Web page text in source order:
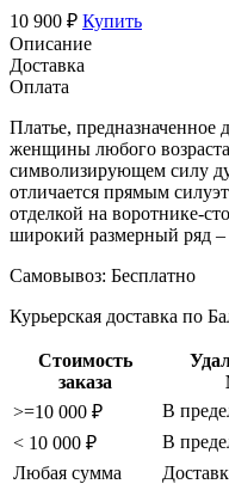
10 900 ₽ Купить
Описание
Доставка
Оплата
Платье, предназначенное
женщины любого
символизирующем силу
отличается прямым
отделкой на воротнике-
широкий размерный ряд –
Самовывоз: Бесплатно
Курьерская доставка по
Стоимость
заказа
>=10 000 ₽
В
< 10 000 ₽
В
Любая сумма